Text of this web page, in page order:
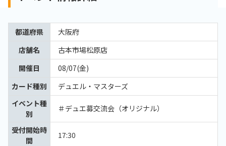
都道府県
大阪府
店舗名
古本市場松原店
開催日
08/07(金)
カード種別
デュエル・マスターズ
イベント種
別
＃デュエ募交流会（オリジナル）
受付開始時
間
17:30